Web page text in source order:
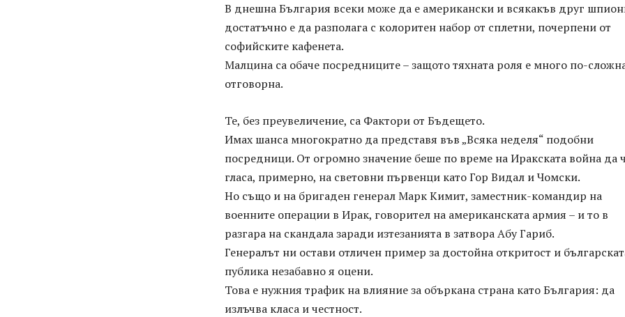
В днешна България всеки може да е американски и всякакъв друг
достатъчно е да разполага с колоритен набор от сплетни, почерпени от
софийските кафенета.
Малцина са обаче посредниците – защото тяхната роля е много по-
отговорна.
Те, без преувеличение, са Фактори от Бъдещето.
Имах шанса многократно да представя във „Всяка неделя“ подобни
посредници. От огромно значение беше по време на Иракската война да
гласа, примерно, на световни първенци като Гор Видал и Чомски.
Но също и на бригаден генерал Марк Кимит, заместник-командир на
военните операции в Ирак, говорител на американската армия – и то в
разгара на скандала заради изтезанията в затвора Абу Гариб.
Генералът ни остави отличен пример за достойна откритост и
публика незабавно я оцени.
Това е нужния трафик на влияние за объркана страна като България: да
излъчва класа и честност.